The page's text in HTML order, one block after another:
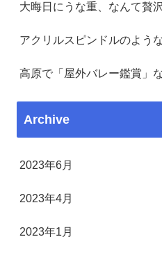
大晦日にうな重、なんて贅
アクリルスピンドルのよう
高原で「屋外バレー鑑賞」
Archive
2023年6月
2023年4月
2023年1月